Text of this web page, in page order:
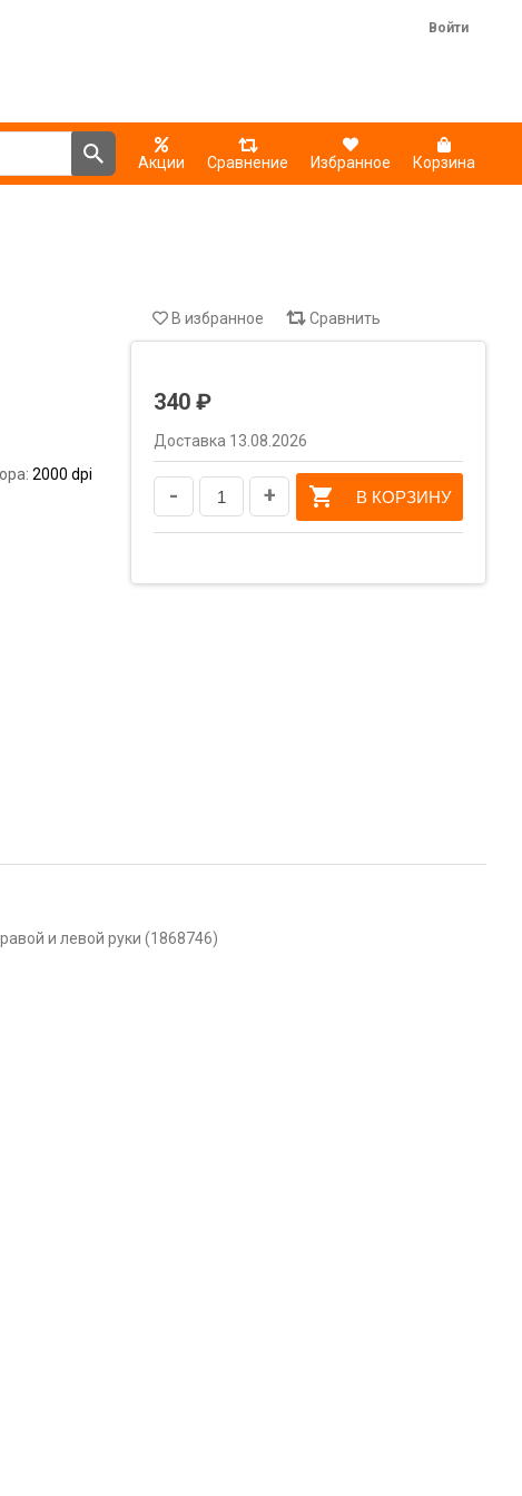
Войти
Акции Сравнение Избранное Корзина
2000 dpi
В избранное Сравнить
340 ₽
Доставка 13.08.2026
- + В КОРЗИНУ
и левой руки (1868746)